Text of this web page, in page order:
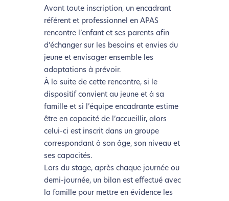
L’écoconception, ça vous
concerne aussi !
Avant toute inscription, un encadrant
référent et professionnel en APAS
rencontre l’enfant et ses parents afin
d’échanger sur les besoins et envies du
jeune et envisager ensemble les
adaptations à prévoir.
À la suite de cette rencontre, si le
dispositif convient au jeune et à sa
famille et si l’équipe encadrante estime
être en capacité de l’accueillir, alors
celui-ci est inscrit dans un groupe
correspondant à son âge, son niveau et
ses capacités.
Lors du stage, après chaque journée ou
demi-journée, un bilan est effectué avec
la famille pour mettre en évidence les